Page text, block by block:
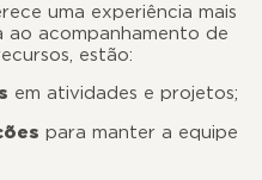
uma experiência mais
ao acompanhamento de
estão:
em atividades e projetos;
para manter a equipe